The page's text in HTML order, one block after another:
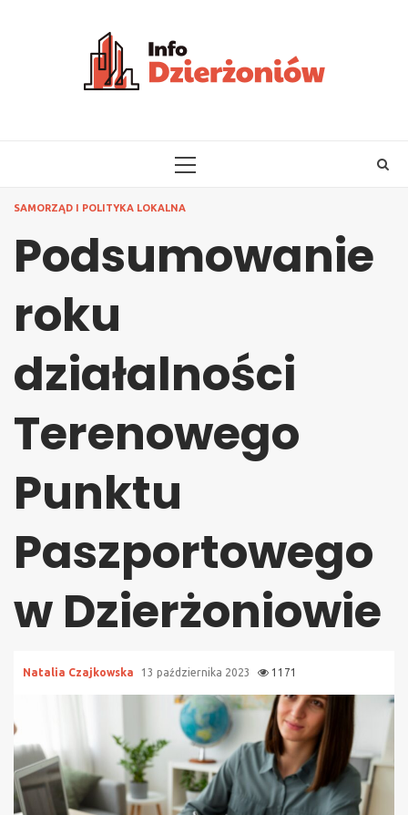
PRIMARY
SAMORZĄD I POLITYKA LOKALNA
Podsumowanie
roku
działalności
Terenowego
Punktu
Paszportowego
w Dzierżoniowie
Natalia Czajkowska 13 października 2023 1171